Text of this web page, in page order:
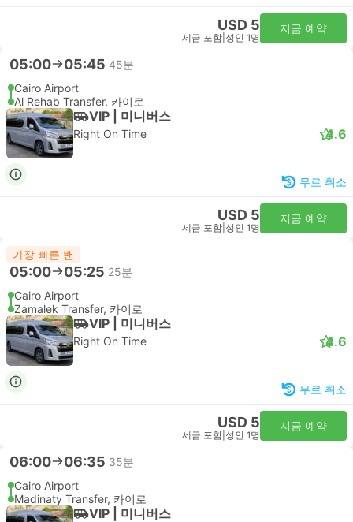
USD 5
세금 포함 성인 1명
지금 예약
05:00 05:45 45분
Cairo Airport
Al Rehab Transfer, 카이로
VIP | 미니버스
Right On Time 4.6
무료 취소
USD 5
세금 포함 성인 1명
지금 예약
가장 빠른 밴
05:00 05:25 25분
Cairo Airport
Zamalek Transfer, 카이로
VIP | 미니버스
Right On Time 4.6
무료 취소
USD 5
세금 포함 성인 1명
지금 예약
06:00 06:35 35분
Cairo Airport
Madinaty Transfer, 카이로
VIP | 미니버스